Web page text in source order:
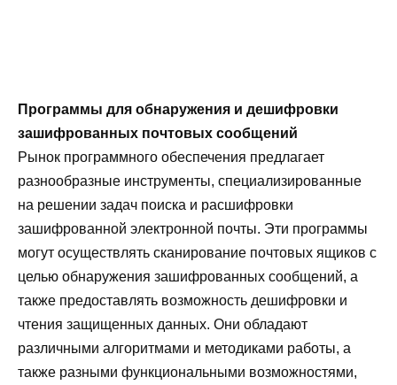
Программы для обнаружения и дешифровки
зашифрованных почтовых сообщений
Рынок программного обеспечения предлагает
разнообразные инструменты, специализированные
на решении задач поиска и расшифровки
зашифрованной электронной почты. Эти программы
могут осуществлять сканирование почтовых ящиков с
целью обнаружения зашифрованных сообщений, а
также предоставлять возможность дешифровки и
чтения защищенных данных. Они обладают
различными алгоритмами и методиками работы, а
также разными функциональными возможностями,